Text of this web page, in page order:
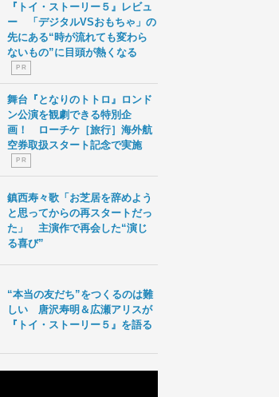
『トイ・ストーリー５』レビュ
ー 「デジタルVSおもちゃ」の
先にある“時が流れても変わら
ないもの”に目頭が熱くなる
P R
舞台『となりのトトロ』ロンド
ン公演を観劇できる特別企
画！ ローチケ［旅行］海外航
空券取扱スタート記念で実施
P R
鎮西寿々歌「お芝居を辞めよう
と思ってからの再スタートだっ
た」 主演作で再会した“演じ
る喜び”
“本当の友だち”をつくるのは難
しい 唐沢寿明＆広瀬アリスが
『トイ・ストーリー５』を語る